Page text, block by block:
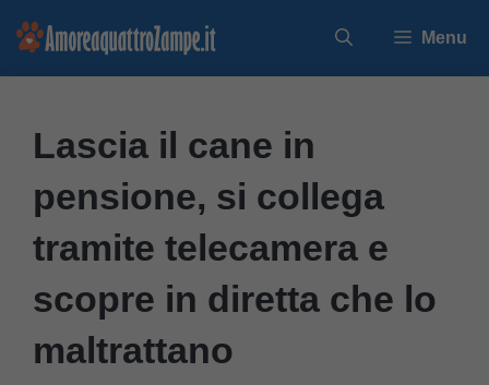
Vai
Menu
Lascia il cane in
pensione, si collega
tramite telecamera e
scopre in diretta che lo
maltrattano